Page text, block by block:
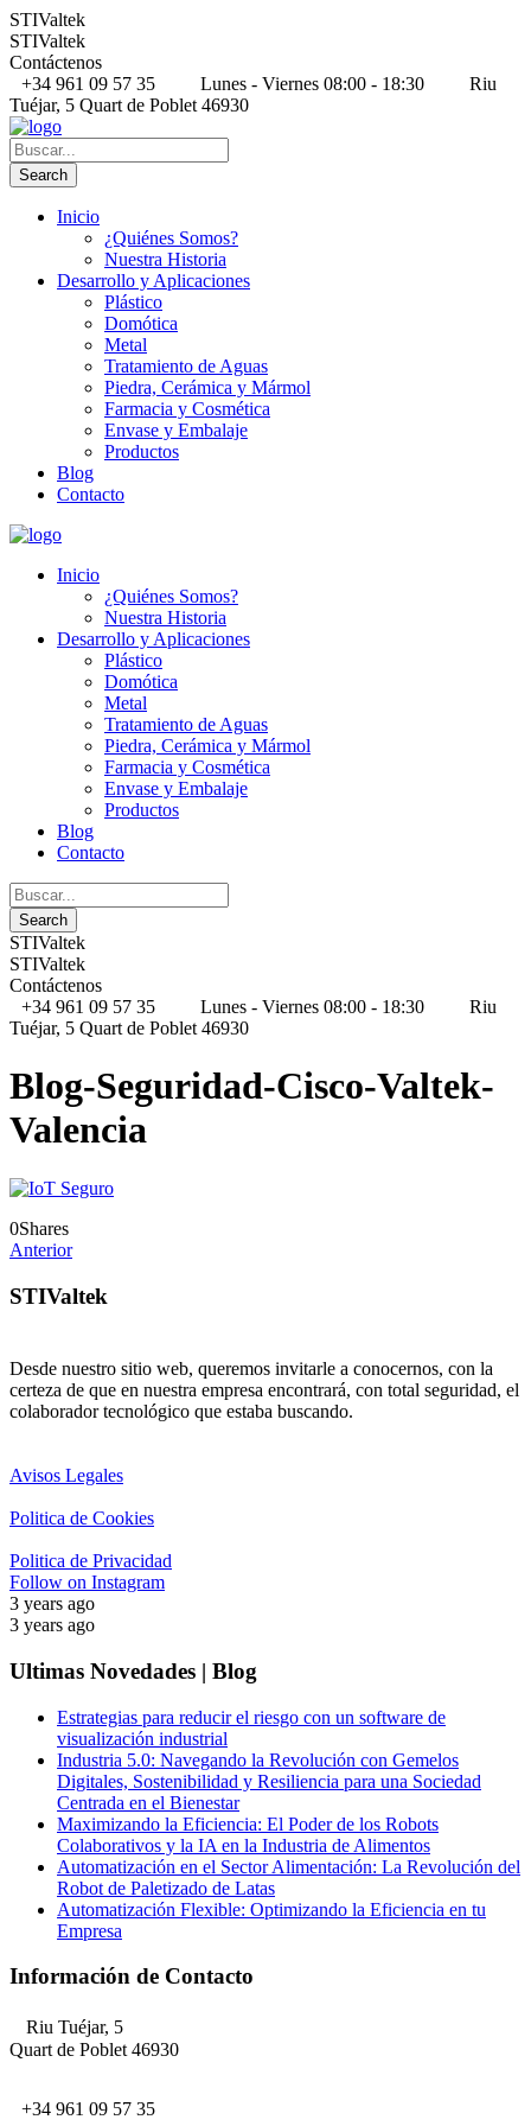
STIValtek
STIValtek
Contáctenos
+34 961 09 57 35
Lunes - Viernes 08:00 - 18:30
Riu
Tuéjar, 5 Quart de Poblet 46930
Inicio
¿Quiénes Somos?
Nuestra Historia
Desarrollo y Aplicaciones
Plástico
Domótica
Metal
Tratamiento de Aguas
Piedra, Cerámica y Mármol
Farmacia y Cosmética
Envase y Embalaje
Productos
Blog
Contacto
Inicio
¿Quiénes Somos?
Nuestra Historia
Desarrollo y Aplicaciones
Plástico
Domótica
Metal
Tratamiento de Aguas
Piedra, Cerámica y Mármol
Farmacia y Cosmética
Envase y Embalaje
Productos
Blog
Contacto
STIValtek
STIValtek
Contáctenos
+34 961 09 57 35
Lunes - Viernes 08:00 - 18:30
Riu
Tuéjar, 5 Quart de Poblet 46930
Blog-Seguridad-Cisco-Valtek-
Valencia
0Shares
Anterior
STIValtek
Desde nuestro sitio web, queremos invitarle a conocernos, con la
certeza de que en nuestra empresa encontrará, con total seguridad, el
colaborador tecnológico que estaba buscando.
Avisos Legales
Politica de Cookies
Politica de Privacidad
Follow on Instagram
3 years ago
3 years ago
Ultimas Novedades | Blog
Estrategias para reducir el riesgo con un software de
visualización industrial
Industria 5.0: Navegando la Revolución con Gemelos
Digitales, Sostenibilidad y Resiliencia para una Sociedad
Centrada en el Bienestar
Maximizando la Eficiencia: El Poder de los Robots
Colaborativos y la IA en la Industria de Alimentos
Automatización en el Sector Alimentación: La Revolución del
Robot de Paletizado de Latas
Automatización Flexible: Optimizando la Eficiencia en tu
Empresa
Información de Contacto
Riu Tuéjar, 5
Quart de Poblet 46930
+34 961 09 57 35